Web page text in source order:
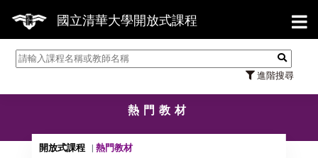
國立清華大學開放式課程
進階搜尋
【7/
熱門教材
開放式課程 熱門教材